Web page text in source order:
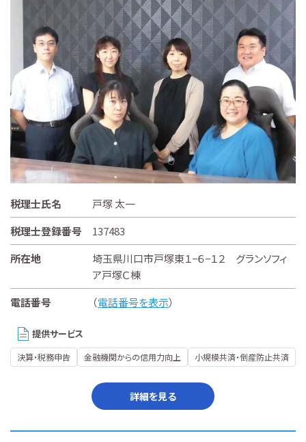
税理士氏名
戸塚 太一
税理士登録番号
137483
所在地
埼玉県川口市戸塚東１−６−１２ グランソフィ
ア戸塚Ｃ棟
電話番号
（電話番号を表示）
提供サービス
決算・税務申告 金融機関からの信用力向上 小規模共済・倒産防止共済
詳細を見る